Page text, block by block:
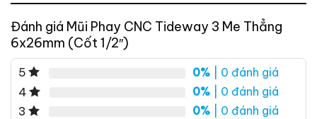
Đánh giá Mũi Phay CNC Tideway 3 Me Thẳng
6x26mm (Cốt 1/2″)
5 0% | 0 đánh giá
4
0% | 0 đánh giá
3
0% | 0 đánh giá